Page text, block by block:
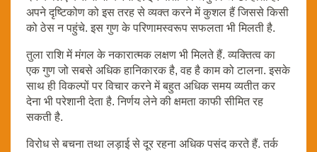
अपने दृष्टिकोण को इस तरह से व्यक्त करने में कुशल हैं जिससे किसी
को ठेस न पहुंचे. इस गुण के परिणामस्वरूप सफलता भी मिलती है.
तुला राशि में मंगल के नकारात्मक लक्षण भी मिलते हैं. व्यक्तित्व का
एक गुण जो सबसे अधिक हानिकारक है, वह है काम को टालना. इसके
साथ ही विकल्पों पर विचार करने में बहुत अधिक समय व्यतीत कर
देना भी परेशानी देता है. निर्णय लेने की क्षमता काफी सीमित रह
सकती है.
विरोध से बचना तथा लड़ाई से दूर रहना अधिक पसंद करते हैं. तर्क